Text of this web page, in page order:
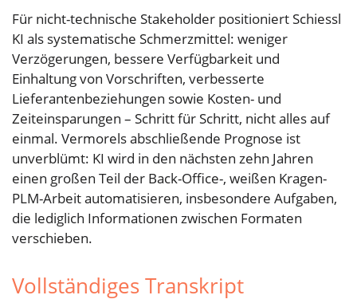
Für nicht-technische Stakeholder positioniert Schiessl
KI als systematische Schmerzmittel: weniger
Verzögerungen, bessere Verfügbarkeit und
Einhaltung von Vorschriften, verbesserte
Lieferantenbeziehungen sowie Kosten- und
Zeiteinsparungen – Schritt für Schritt, nicht alles auf
einmal. Vermorels abschließende Prognose ist
unverblümt: KI wird in den nächsten zehn Jahren
einen großen Teil der Back-Office-, weißen Kragen-
PLM-Arbeit automatisieren, insbesondere Aufgaben,
die lediglich Informationen zwischen Formaten
verschieben.
Vollständiges Transkript